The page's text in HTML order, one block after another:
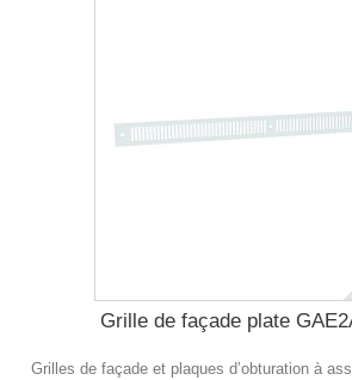
Grille de façade plate
Grilles de façade et plaques d’obturation à